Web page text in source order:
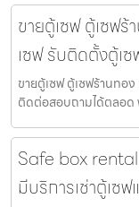
ขายตู้เซฟ ตู้เซฟ
เซฟ รับติดตั้งตู้เ
ขายตู้เซฟ ตู้เซฟร้านทอ
ติดต่อสอบถามได้ตลอด
Safe box
มีบริการเช่าตู้เซ